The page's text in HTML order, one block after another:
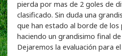
pierda por mas de 2 goles de
clasificado. Sin duda una
que han estado al borde de los
haciendo un grandisimo final
Dejaremos la evaluación para